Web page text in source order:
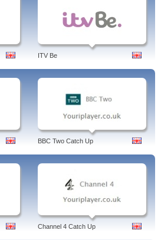
ITV Be
BBC Two Catch Up
Channel 4 Catch Up